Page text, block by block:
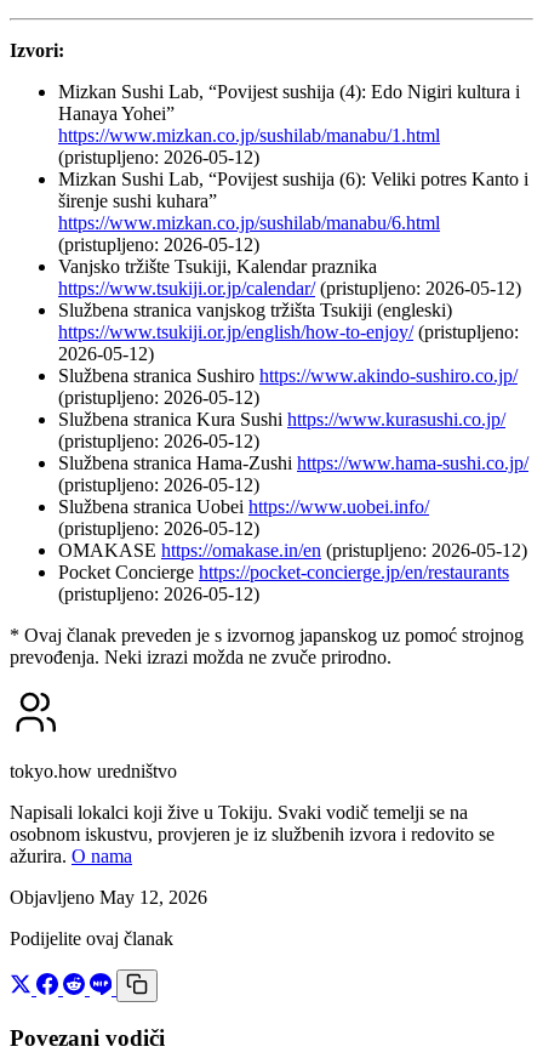
Izvori:
Mizkan Sushi Lab, “Povijest sushija (4): Edo Nigiri kultura i
Hanaya Yohei”
https://www.mizkan.co.jp/sushilab/manabu/1.html
(pristupljeno: 2026-05-12)
Mizkan Sushi Lab, “Povijest sushija (6): Veliki potres Kanto i
širenje sushi kuhara”
https://www.mizkan.co.jp/sushilab/manabu/6.html
(pristupljeno: 2026-05-12)
Vanjsko tržište Tsukiji, Kalendar praznika
https://www.tsukiji.or.jp/calendar/(pristupljeno: 2026-05-12)
Službena stranica vanjskog tržišta Tsukiji (engleski)
https://www.tsukiji.or.jp/english/how-to-enjoy/(pristupljeno:
2026-05-12)
Službena stranica Sushiro https://www.akindo-sushiro.co.jp/
(pristupljeno: 2026-05-12)
Službena stranica Kura Sushi https://www.kurasushi.co.jp/
(pristupljeno: 2026-05-12)
Službena stranica Hama-Zushi https://www.hama-sushi.co.jp/
(pristupljeno: 2026-05-12)
Službena stranica Uobei https://www.uobei.info/
(pristupljeno: 2026-05-12)
OMAKASE https://omakase.in/en (pristupljeno: 2026-05-12)
Pocket Concierge https://pocket-concierge.jp/en/restaurants
(pristupljeno: 2026-05-12)
* Ovaj članak preveden je s izvornog japanskog uz pomoć strojnog
prevođenja. Neki izrazi možda ne zvuče prirodno.
tokyo.how uredništvo
Napisali lokalci koji žive u Tokiju. Svaki vodič temelji se na
osobnom iskustvu, provjeren je iz službenih izvora i redovito se
ažurira. O nama
Objavljeno May 12, 2026
Podijelite ovaj članak
Povezani vodiči